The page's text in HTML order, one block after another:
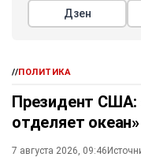
Дзен
//ПОЛИТИКА
Президент США:
отделяет
7 августа 2026, 09:46